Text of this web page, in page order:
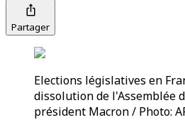
Partager
Elections législatives en
dissolution de l'Assemblée
président Macron / Photo: